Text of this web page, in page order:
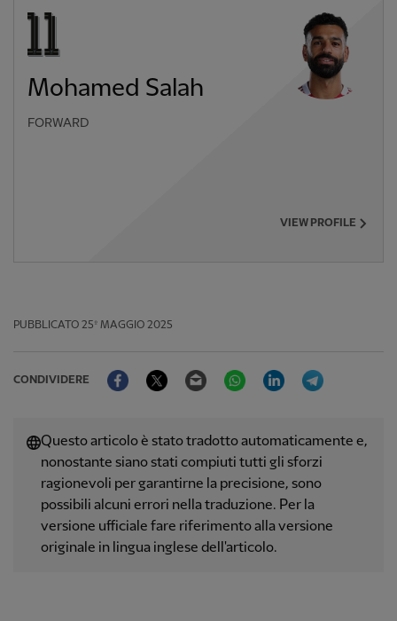
Mohamed Salah
FORWARD
VIEW PROFILE
PUBBLICATO 25º MAGGIO 2025
CONDIVIDERE
FacebookTwitter Email WhatsAppLinkedIn
Questo articolo è stato tradotto automaticamente e,
nonostante siano stati compiuti tutti gli sforzi
ragionevoli per garantirne la precisione, sono
possibili alcuni errori nella traduzione. Per la
versione ufficiale fare riferimento alla versione
originale in lingua inglese dell'articolo.